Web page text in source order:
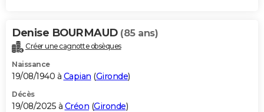
Denise BOURMAUD (85 ans)
Créer une cagnotte obsèques
Naissance
19/08/1940 à Capian (Gironde)
Décès
19/08/2025 à Créon (Gironde)